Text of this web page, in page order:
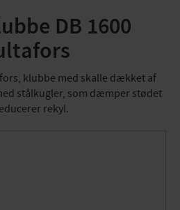
DB 1600
klubbe med skalle dækket af
stålkugler, som dæmper stødet
rekyl.